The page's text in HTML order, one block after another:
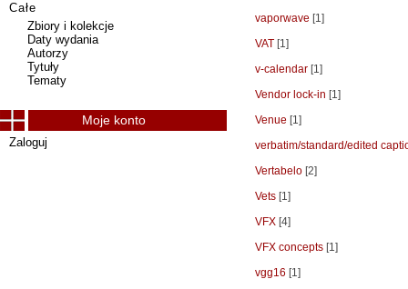
vaporwave [1]
VAT [1]
v-calendar [1]
Vendor lock-in [1]
Venue [1]
verbatim/standard/edited
Vertabelo [2]
Vets [1]
VFX [4]
VFX concepts [1]
vgg16 [1]
Całe
Zbiory i kolekcje
Daty wydania
Autorzy
Tytuły
Tematy
Moje konto
Zaloguj